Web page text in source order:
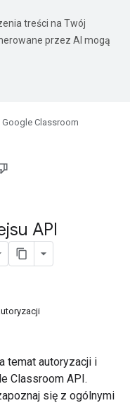
treści na Twój
przez AI mogą
Google Classroom
API
temat autoryzacji i
Classroom API.
się z ogólnymi